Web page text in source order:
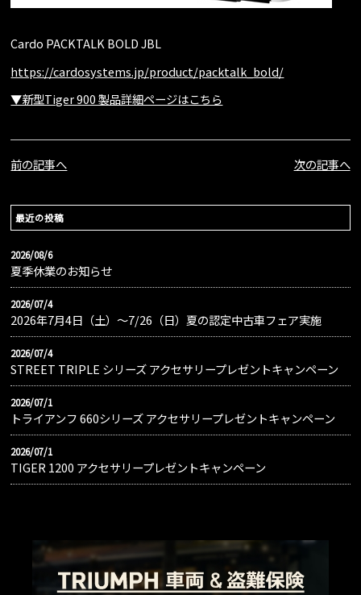
Cardo PACKTALK BOLD JBL
https://cardosystems.jp/product/packtalk_bold/
▼新型Tiger 900 製品詳細ページはこちら
前の記事へ 次の記事へ
最近の投稿
2026/08/6
夏季休業のお知らせ
2026/07/4
2026年7月4日（土）〜7/26（日）夏の認定中古車フェア実施
2026/07/4
STREET TRIPLE シリーズ アクセサリープレゼントキャンペーン
2026/07/1
トライアンフ 660シリーズ アクセサリープレゼントキャンペーン
2026/07/1
TIGER 1200 アクセサリープレゼントキャンペーン